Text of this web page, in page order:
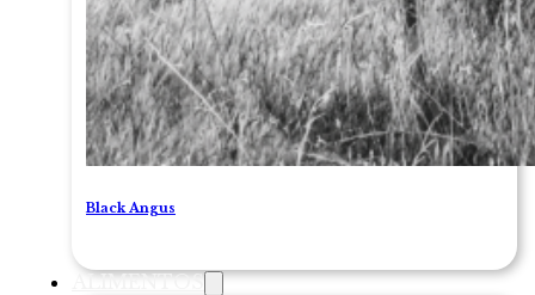
Black Angus
ALIMENTOS